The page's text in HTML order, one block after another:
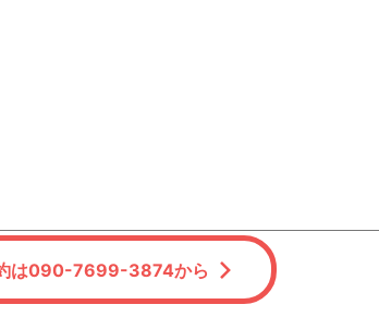
は090-7699-3874から